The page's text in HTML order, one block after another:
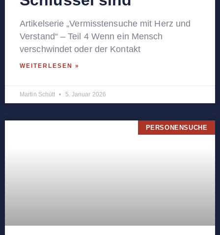
Artikelserie „Vermisstensuche mit Herz und
Verstand“ – Teil 4 Wenn ein Mensch
verschwindet oder der Kontakt
WEITERLESEN »
Martin Schütt 5. Januar 2026
PERSONENSUCHE